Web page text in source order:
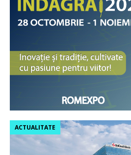
ACTUALITATE